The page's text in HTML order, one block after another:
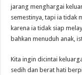
jarang menghargai
semestinya, tapi ia tidak
karena ia tidak siap
bahkan menuduh anak,
Kita ingin dicintai
sedih dan berat hati